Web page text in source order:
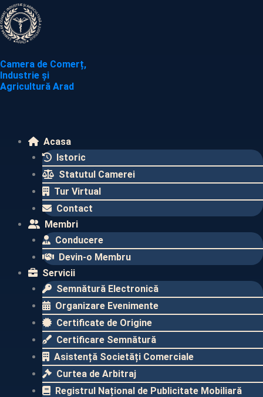
Skip
to
content
Camera de Comerț,
Industrie și
Agricultură Arad
Acasa
Istoric
Statutul Camerei
Tur Virtual
Contact
Membri
Conducere
Devin-o Membru
Servicii
Semnătură Electronică
Organizare Evenimente
Certificate de Origine
Certificare Semnătură
Asistență Societăți Comerciale
Curtea de Arbitraj
Registrul Național de Publicitate Mobiliară